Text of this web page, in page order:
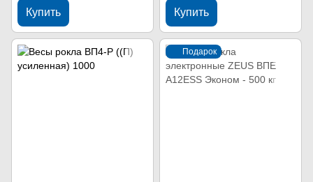
Купить Купить
Подарок